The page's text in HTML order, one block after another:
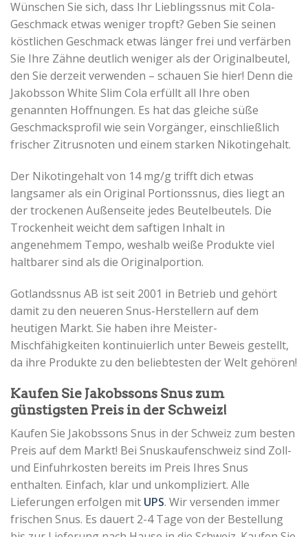
Wünschen Sie sich, dass Ihr Lieblingssnus mit Cola-
Geschmack etwas weniger tropft? Geben Sie seinen
köstlichen Geschmack etwas länger frei und verfärben
Sie Ihre Zähne deutlich weniger als der Originalbeutel,
den Sie derzeit verwenden – schauen Sie hier! Denn die
Jakobsson White Slim Cola erfüllt all Ihre oben
genannten Hoffnungen. Es hat das gleiche süße
Geschmacksprofil wie sein Vorgänger, einschließlich
frischer Zitrusnoten und einem starken Nikotingehalt.
Der Nikotingehalt von 14 mg/g trifft dich etwas
langsamer als ein Original Portionssnus, dies liegt an
der trockenen Außenseite jedes Beutelbeutels. Die
Trockenheit weicht dem saftigen Inhalt in
angenehmem Tempo, weshalb weiße Produkte viel
haltbarer sind als die Originalportion.
Gotlandssnus AB ist seit 2001 in Betrieb und gehört
damit zu den neueren Snus-Herstellern auf dem
heutigen Markt. Sie haben ihre Meister-
Mischfähigkeiten kontinuierlich unter Beweis gestellt,
da ihre Produkte zu den beliebtesten der Welt gehören!
Kaufen Sie Jakobssons Snus zum
günstigsten Preis in der Schweiz!
Kaufen Sie Jakobssons Snus in der Schweiz zum besten
Preis auf dem Markt! Bei Snuskaufenschweiz sind Zoll-
und Einfuhrkosten bereits im Preis Ihres Snus
enthalten. Einfach, klar und unkompliziert. Alle
Lieferungen erfolgen mit UPS. Wir versenden immer
frischen Snus. Es dauert 2-4 Tage von der Bestellung